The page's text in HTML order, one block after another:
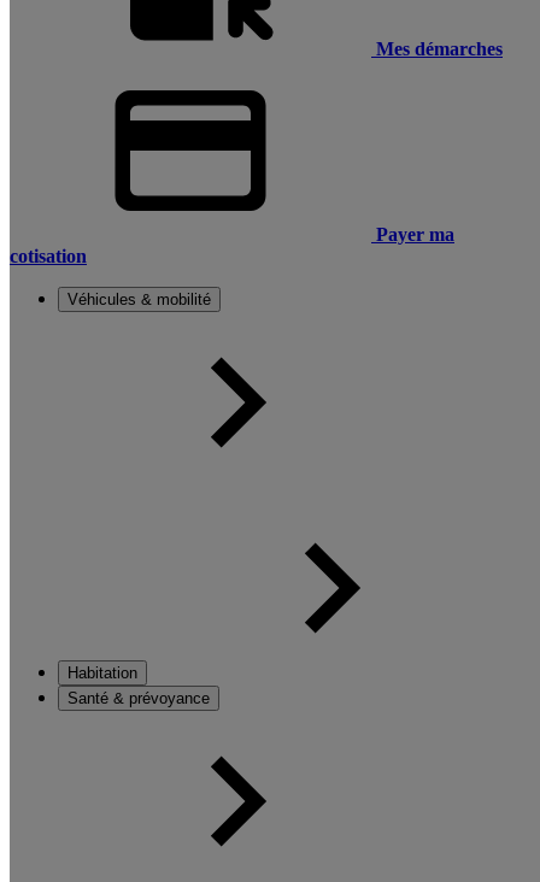
Mes démarches
Payer ma
cotisation
Véhicules & mobilité
Habitation
Santé & prévoyance